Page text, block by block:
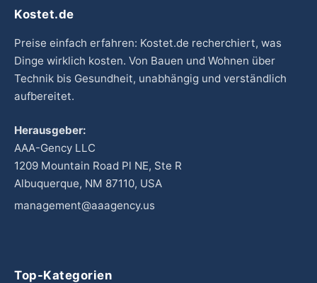
Kostet.de
Preise einfach erfahren: Kostet.de recherchiert, was
Dinge wirklich kosten. Von Bauen und Wohnen über
Technik bis Gesundheit, unabhängig und verständlich
aufbereitet.
Herausgeber:
AAA-Gency LLC
1209 Mountain Road Pl NE, Ste R
Albuquerque, NM 87110, USA
management@aaagency.us
Top-Kategorien